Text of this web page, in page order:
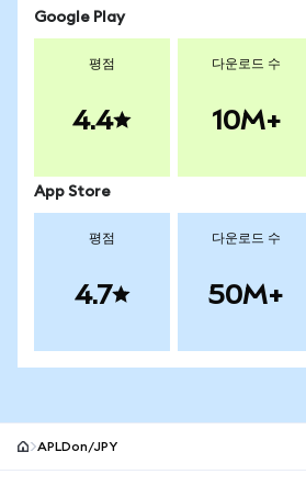
Google Play
평점
4.4
다운로드 수
10M+
App Store
평점
4.7
다운로드 수
50M+
APLDon/JPY